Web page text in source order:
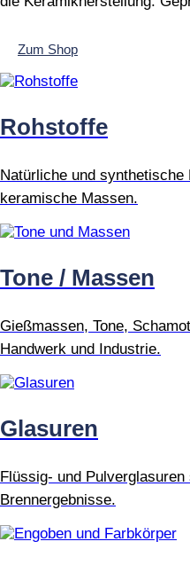
Zum Shop
Rohstoffe
Natürliche und
keramische Massen.
Tone / Massen
Gießmassen, Tone,
Handwerk und Industrie.
Glasuren
Flüssig- und
Brennergebnisse.